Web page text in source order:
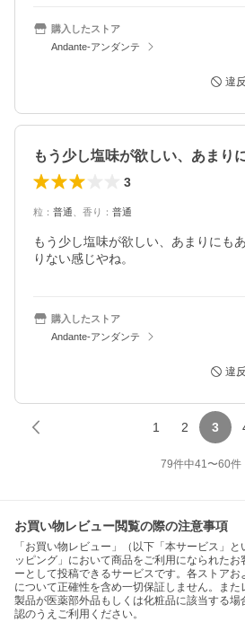
購入したストア
Andante-アンダンテ
違
3
粒 ： 普通 香り ： 普通
もう少し塩味が欲しい、あまりにも
りない感じやね。
購入したストア
Andante-アンダンテ
違
1 2 3
79件中41〜60件
お買い物レビュー閲覧の際の注意事項
「お買い物レビュー」（以下「本サービス」
ッピング」において商品をご利用になられた
ーとして投稿できるサービスです。各ストア
について正確性を含め一切保証しません。また
製品が医薬部外品もしくは化粧品に該当する
認のうえご利用ください。